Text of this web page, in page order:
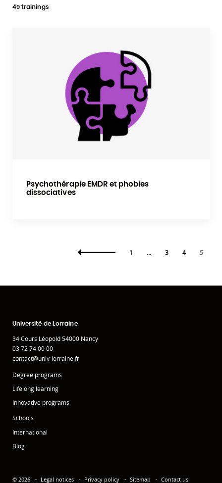
49 trainings
Psychothérapie EMDR et phobies
dissociatives
1 … 3 4 5
Université de Lorraine
34 Cours Léopold 54000 Nancy
03 72 74 00 00
contact@univ-lorraine.fr
Degree programs
Lifelong learning
Innovative programs
Schools
International
Blog
© 2026 Legal notices Privacy policy Sitemap Contact us